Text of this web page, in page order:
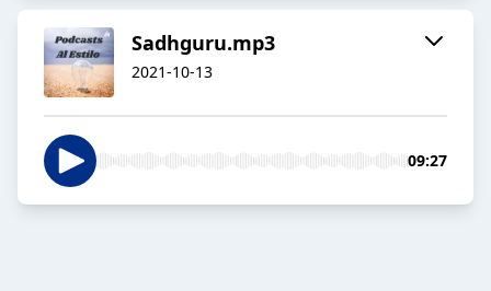
Sadhguru.mp3
2021-10-13
09:27